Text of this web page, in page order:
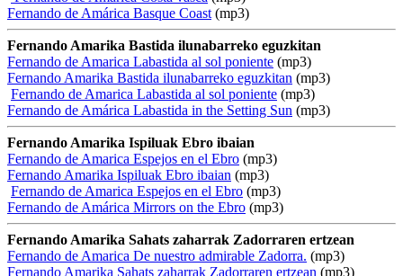
Fernando de Amárica Basque Coast(mp3)
Fernando Amarika Bastida ilunabarreko eguzkitan
Fernando de Amarica Labastida al sol poniente (mp3)
Fernando Amarika Bastida ilunabarreko eguzkitan (mp3)
Fernando de Amarica Labastida al sol poniente (mp3)
Fernando de Amárica Labastida in the Setting Sun (mp3)
Fernando Amarika Ispiluak Ebro ibaian
Fernando de Amarica Espejos en el Ebro (mp3)
Fernando Amarika Ispiluak Ebro ibaian (mp3)
Fernando de Amarica Espejos en el Ebro (mp3)
Fernando de Amárica Mirrors on the Ebro (mp3)
Fernando Amarika Sahats zaharrak Zadorraren ertzean
Fernando de Amarica De nuestro admirable Zadorra. (mp3)
Fernando Amarika Sahats zaharrak Zadorraren ertzean (mp3)